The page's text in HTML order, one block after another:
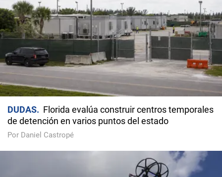
DUDAS
Florida evalúa construir centros temporales
de detención en varios puntos del estado
Por Daniel Castropé